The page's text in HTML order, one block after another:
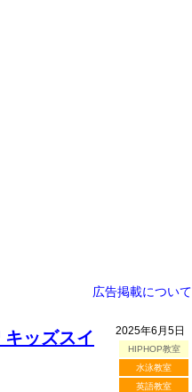
広告掲載について
2025年6月5日
HIPHOP教室
水泳教室
英語教室
ッズスイ